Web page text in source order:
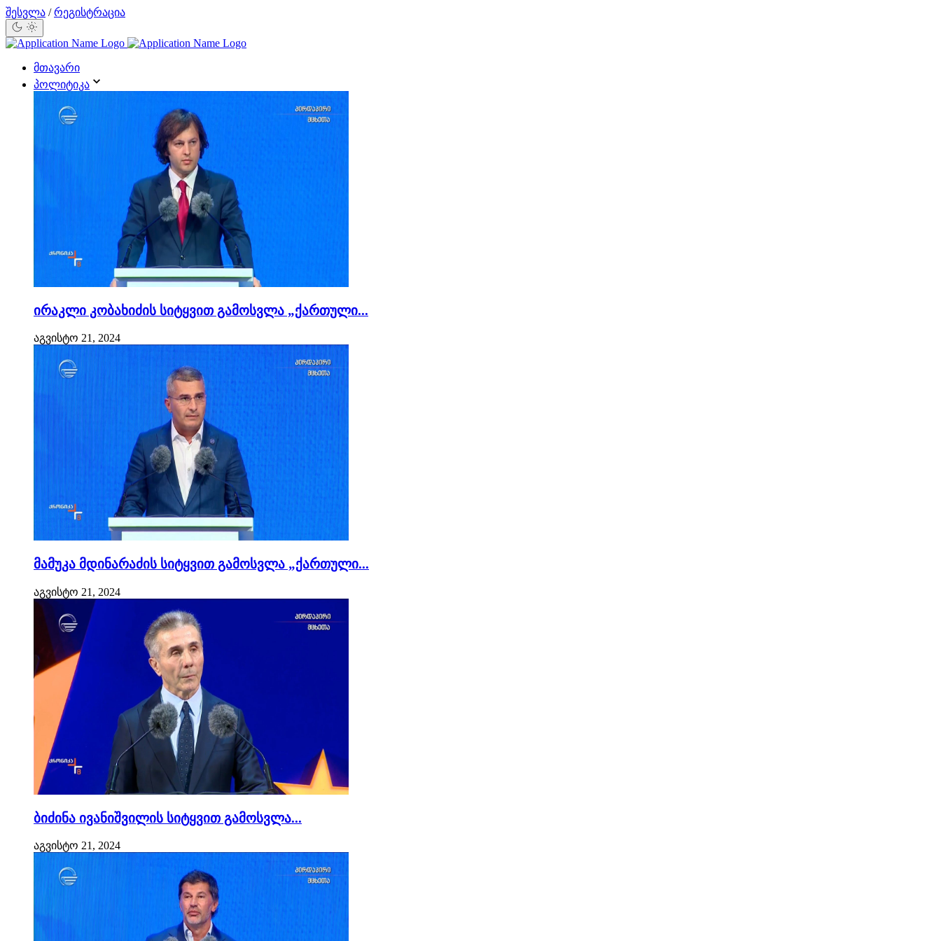
შესვლა / რეგისტრაცია
მთავარი
პოლიტიკა
ირაკლი კობახიძის სიტყვით გამოსვლა „ქართული...
აგვისტო 21, 2024
მამუკა მდინარაძის სიტყვით გამოსვლა „ქართული...
აგვისტო 21, 2024
ბიძინა ივანიშვილის სიტყვით გამოსვლა...
აგვისტო 21, 2024